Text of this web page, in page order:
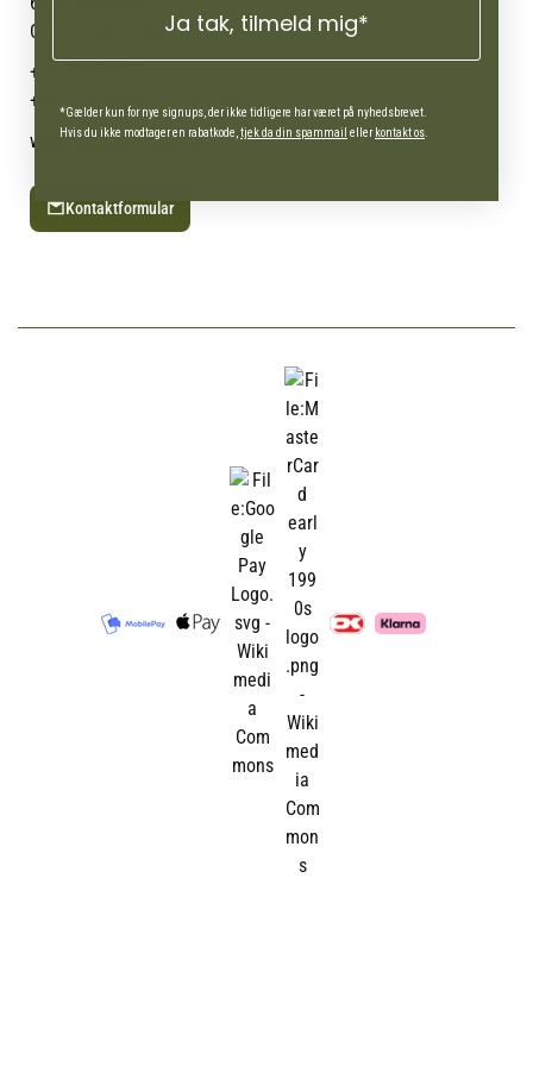
Ofte stillede spørgsmål
CVR: 21 38 54 84
+45 7692 2900
+45 4630 0885
webshop@agroland.dk
Kontaktformular
Ja tak, tilmeld mig*
*Gælder kun for nye signups, der ikke tidligere har været på nyhedsbrevet.
Hvis du ikke modtager en rabatkode, tjek da din spammail ellerkontakt os